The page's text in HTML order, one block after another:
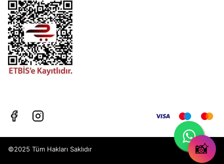
©2025 Tüm Hakları Saklıdır 📸